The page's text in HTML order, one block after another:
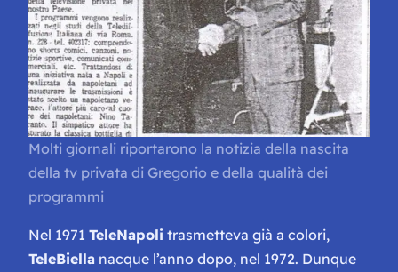
Molti giornali riportarono la notizia della nascita
della tv privata di Gregorio e della qualità dei
programmi
Nel 1971 TeleNapoli trasmetteva già a colori,
TeleBiella nacque l’anno dopo, nel 1972. Dunque